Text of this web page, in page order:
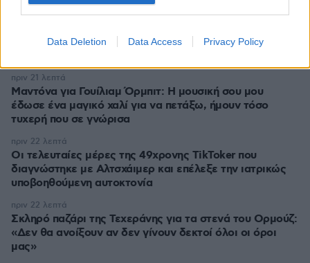
Data Deletion Data Access Privacy Policy
εγκατάσταση της Aramco, το Ιράν βάζει πιο σκληρούς
πριν 20 λεπτά
Μαντόνα για Γουίλιαμ Όρμπιτ: Η μουσική σου μου
έδωσε ένα μαγικό χαλί για να πετάξω, ήμουν τόσο
τυχερή που σε γνώρισα
πριν 21 λεπτά
Οι τελευταίες μέρες της 49χρονης TikToker που
διαγνώστηκε με Αλτσχάιμερ και επέλεξε την ιατρικώς
υποβοηθούμενη αυτοκτονία
πριν 22 λεπτά
Σκληρό παζάρι της Τεχεράνης για τα στενά του Ορμούζ:
«Δεν θα ανοίξουν αν δεν γίνουν δεκτοί όλοι οι όροι
μας»
πριν 22 λεπτά